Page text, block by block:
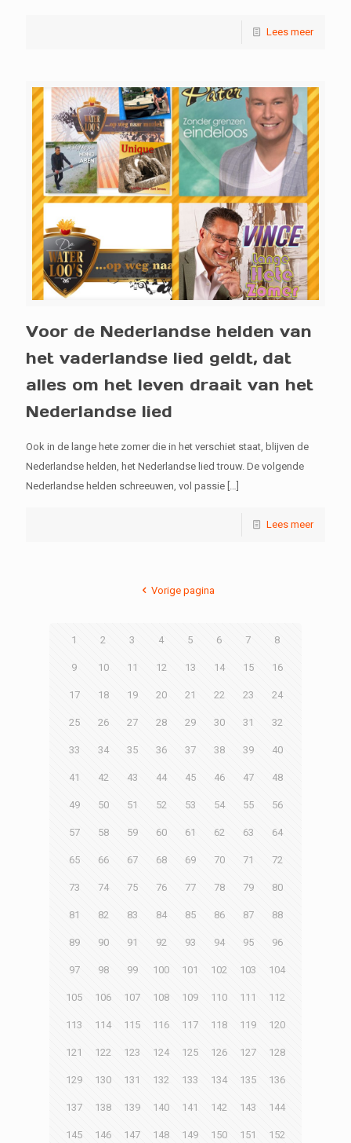
Lees meer
Voor de Nederlandse helden van
het vaderlandse lied geldt, dat
alles om het leven draait van het
Nederlandse lied
Ook in de lange hete zomer die in het verschiet staat, blijven de
Nederlandse helden, het Nederlandse lied trouw. De volgende
Nederlandse helden schreeuwen, vol passie […]
Lees meer
Vorige pagina
1 2 3 4 5 6 7 8
9 10 11 12 13 14 15 16
17 18 19 20 21 22 23 24
25 26 27 28 29 30 31 32
33 34 35 36 37 38 39 40
41 42 43 44 45 46 47 48
49 50 51 52 53 54 55 56
57 58 59 60 61 62 63 64
65 66 67 68 69 70 71 72
73 74 75 76 77 78 79 80
81 82 83 84 85 86 87 88
89 90 91 92 93 94 95 96
97 98 99 100 101 102 103 104
105 106 107 108 109 110 111 112
113 114 115 116 117 118 119 120
121 122 123 124 125 126 127 128
129 130 131 132 133 134 135 136
137 138 139 140 141 142 143 144
145 146 147 148 149 150 151 152